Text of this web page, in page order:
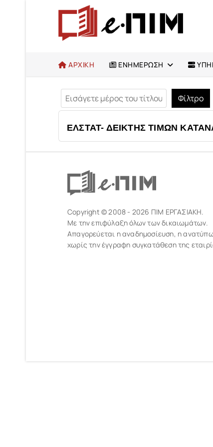
ΑΡΧΙΚΗ ΕΝΗΜΕΡΩΣΗ
Εισάγετε μέρος του τίτλου.
Φίλτρο
ΕΛΣΤΑΤ- ΔΕΙΚΤΗΣ ΤΙΜΩΝ
Copyright © 2008 - 2026 ΠΙΜ ΕΡΓΑΣΙΑΚΗ.
Με την επιφύλαξη όλων των δικαιωμάτων.
Απαγορεύεται η αναδημοσίευση, η
χωρίς την έγγραφη συγκατάθεση της